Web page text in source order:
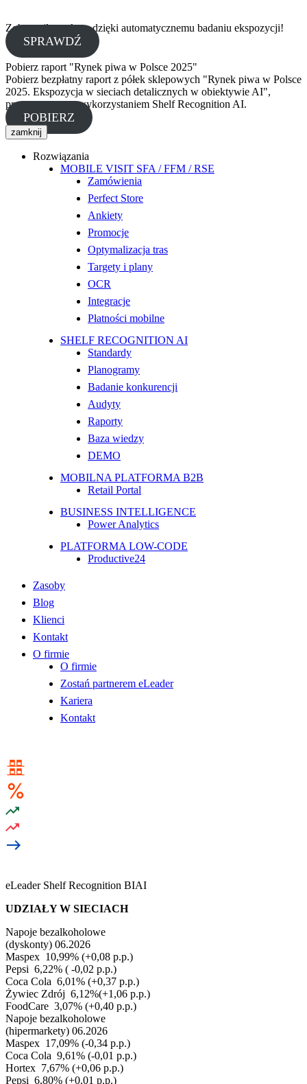
Zobacz, ile zyskasz dzięki automatycznemu badaniu ekspozycji!
SPRAWDŹ
Pobierz raport "Rynek piwa w Polsce 2025"
Pobierz bezpłatny raport z półek sklepowych "Rynek piwa w Polsce
2025. Ekspozycja w sieciach detalicznych w obiektywie AI",
przygotowany z wykorzystaniem Shelf Recognition AI.
POBIERZ
zamknij
Rozwiązania
MOBILE VISIT SFA / FFM / RSE
Zamówienia
Perfect Store
Ankiety
Promocje
Optymalizacja tras
Targety i plany
OCR
Integracje
Płatności mobilne
SHELF RECOGNITION AI
Standardy
Planogramy
Badanie konkurencji
Audyty
Raporty
Baza wiedzy
DEMO
MOBILNA PLATFORMA B2B
Retail Portal
BUSINESS INTELLIGENCE
Power Analytics
PLATFORMA LOW-CODE
Productive24
Zasoby
Blog
Klienci
Kontakt
O firmie
O firmie
Zostań partnerem eLeader
Kariera
Kontakt
eLeader Shelf Recognition BIAI
UDZIAŁY W SIECIACH
Napoje bezalkoholowe
(dyskonty) 06.2026
Maspex 10,99% (+0,08 p.p.)
Pepsi 6,22% ( -0,02 p.p.)
Coca Cola 6,01% (+0,37 p.p.)
Żywiec Zdrój 6,12%(+1,06 p.p.)
FoodCare 3,07% (+0,40 p.p.)
Napoje bezalkoholowe
(hipermarkety) 06.2026
Maspex 17,09% (-0,34 p.p.)
Coca Cola 9,61% (-0,01 p.p.)
Hortex 7,67% (+0,06 p.p.)
Pepsi 6,80% (+0,01 p.p.)